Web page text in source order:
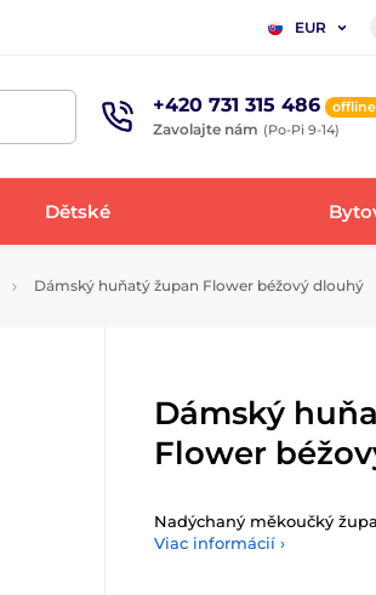
EUR
+420 731 315 486 offline
Zavolajte nám (Po-Pi 9-14)
Dětské
Dámský huňatý župan Flower béžový dlouhý
Dámský
Flower
Nadýchaný měkoučký
Viac informácií ›